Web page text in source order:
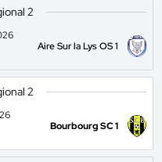
2
Aire Sur la Lys OS 1
2
Bourbourg SC 1